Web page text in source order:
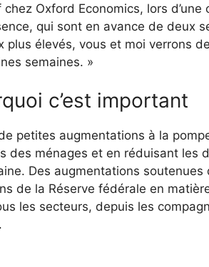
chez Oxford Economics, lors
qui sont en avance de deux
plus élevés, vous et moi verrons
semaines. »
c’est important
petites augmentations à la
des ménages et en réduisant les
Des augmentations soutenues
de la Réserve fédérale en
les secteurs, depuis les